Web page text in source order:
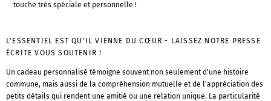
touche très spéciale et personnelle !
L'ESSENTIEL EST QU'IL VIENNE DU CŒUR - LAISSEZ NOTRE PRESSE
ÉCRITE VOUS SOUTENIR !
Un cadeau personnalisé témoigne souvent non seulement d'une histoire
commune, mais aussi de la compréhension mutuelle et de l'appréciation des
petits détails qui rendent une amitié ou une relation unique. La particularité